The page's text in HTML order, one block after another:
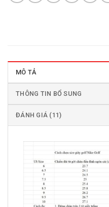
MÔ TẢ
THÔNG TIN BỔ SUNG
ĐÁNH GIÁ (11)